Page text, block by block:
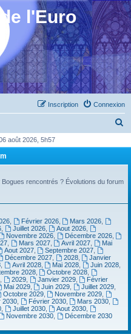
l'Euro
Connexion
Inscription
h
août 2026, 5h57
rencontrés ? Évolutions du forum
, Février 2026, Mars 2026
, Juillet 2026, Aout 2026
Novembre 2026, Décembre 2026,
, Mars 2027, Avril 2027
Mai
Aout 2027, Septembre 2027
Décembre 2027, 2028,
Janvier
, Avril 2028, Mai 2028 Juin 2028
2028, Octobre 2028
2029, Janvier 2029,
Février
Mai 2029, Juin 2029 Juillet 2029
Octobre 2029, Novembre 2029
2030, Février 2030, Mars 2030
, Juillet 2030, Aout 2030
Novembre 2030,
Décembre 2030